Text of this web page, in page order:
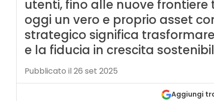
utenti, fino alle nuove
oggi un vero e proprio asset
strategico significa
e la fiducia in crescita
Pubblicato il 26 set 2025
Aggiungi